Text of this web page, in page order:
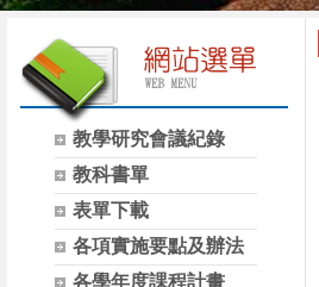
教學研究會議紀錄
教科書單
表單下載
各項實施要點及辦法
各學年度課程計畫